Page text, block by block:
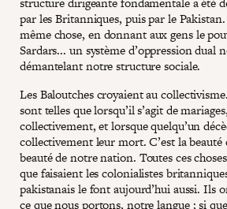
par les Britanniques, puis par le
même chose, en donnant aux gens le
Sardars... un système d’oppression dual
démantelant notre structure sociale.
Les Baloutches croyaient au
sont telles que lorsqu’il s’agit de
collectivement, et lorsque quelqu’un
collectivement leur mort. C’est la
beauté de notre nation. Toutes ces
que faisaient les colonialistes
pakistanais le font aujourd’hui aussi. Ils
ce que nous portons, notre langue ; si